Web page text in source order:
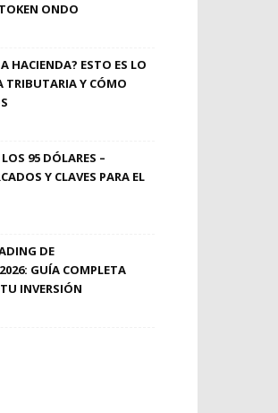
ONDO
HACIENDA? ESTO ES LO
TRIBUTARIA Y CÓMO
95 DÓLARES –
Y CLAVES PARA EL
DE
GUÍA COMPLETA
INVERSIÓN